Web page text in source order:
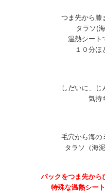
つま先から膝
タラソ(
温熱シート
１０分ほ
しだいに、じ
気持
毛穴から海の
タラソ（海
パックをつま先から
特殊な温熱シー